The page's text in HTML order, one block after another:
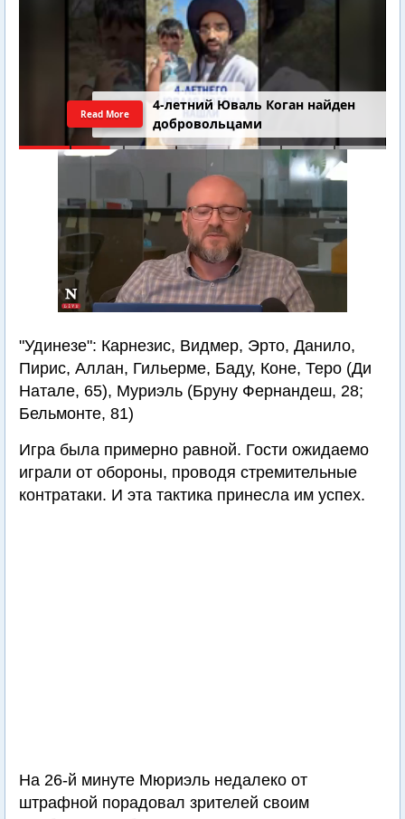
4-летний Юваль Коган найден
добровольцами
Read More
"Удинезе": Карнезис, Видмер, Эрто, Данило,
Пирис, Аллан, Гильерме, Баду, Коне, Теро (Ди
Натале, 65), Муриэль (Бруну Фернандеш, 28;
Бельмонте, 81)
Игра была примерно равной. Гости ожидаемо
играли от обороны, проводя стремительные
контратаки. И эта тактика принесла им успех.
На 26-й минуте Мюриэль недалеко от
штрафной порадовал зрителей своим